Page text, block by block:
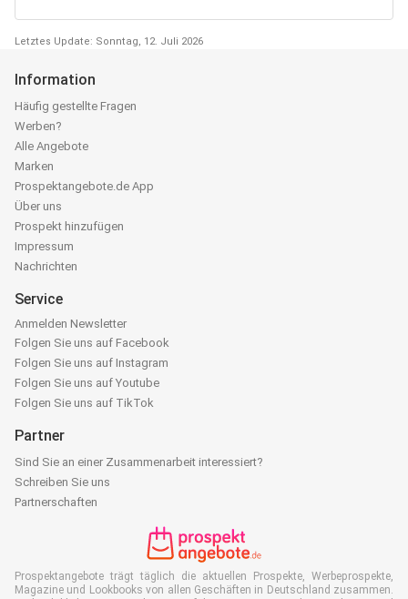
Letztes Update: Sonntag, 12. Juli 2026
Information
Häufig gestellte Fragen
Werben?
Alle Angebote
Marken
Prospektangebote.de App
Über uns
Prospekt hinzufügen
Impressum
Nachrichten
Service
Anmelden Newsletter
Folgen Sie uns auf Facebook
Folgen Sie uns auf Instagram
Folgen Sie uns auf Youtube
Folgen Sie uns auf TikTok
Partner
Sind Sie an einer Zusammenarbeit interessiert?
Schreiben Sie uns
Partnerschaften
Prospektangebote trägt täglich die aktuellen Prospekte, Werbeprospekte,
Magazine und Lookbooks von allen Geschäften in Deutschland zusammen.